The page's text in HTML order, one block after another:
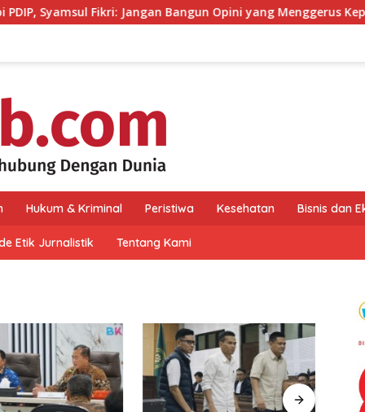
Jangan Bangun Opini yang Menggerus Kepercayaan Publik
Hukum & Kriminal Peristiwa Kesehatan Bisnis dan
Etik Jurnalistik Tentang Kami